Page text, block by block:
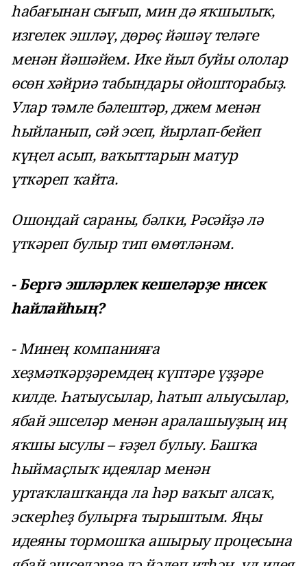
һабағынан сығып, мин дә яҡшылыҡ,
изгелек эшләү, дөрөҫ йәшәү теләге
менән йәшәйем. Ике йыл буйы ололар
өсөн хәйриә табындары ойошторабыҙ.
Улар тәмле бәлештәр, джем менән
һыйланып, сәй эсеп, йырлап-бейеп
күңел асып, ваҡыттарын матур
үткәреп ҡайта.
Ошондай сараны, бәлки, Рәсәйҙә лә
үткәреп булыр тип өмөтләнәм.
- Бергә эшләрлек кешеләрҙе нисек
һайлайһың?
- Минең компанияға
хеҙмәткәрҙәремдең күптәре үҙҙәре
килде. Һатыусылар, һатып алыусылар,
ябай эшселәр менән аралашыуҙың иң
яҡшы ысулы – ғәҙел булыу. Башҡа
һыймаҫлыҡ идеялар менән
уртаҡлашҡанда ла һәр ваҡыт алсаҡ,
эскерһеҙ булырға тырыштым. Яңы
идеяны тормошҡа ашырыу процесына